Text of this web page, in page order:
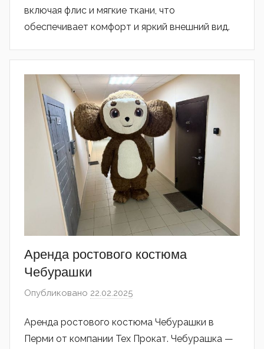
включая флис и мягкие ткани, что
обеспечивает комфорт и яркий внешний вид.
Аренда ростового костюма
Чебурашки
Опубликовано 22.02.2025
Аренда ростового костюма Чебурашки в
Перми от компании Тех Прокат. Чебурашка —